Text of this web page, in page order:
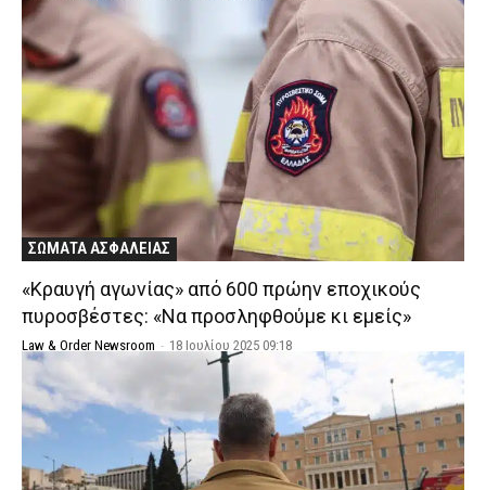
ΣΩΜΑΤΑ ΑΣΦΑΛΕΙΑΣ
«Κραυγή αγωνίας» από 600 πρώην εποχικούς
πυροσβέστες: «Να προσληφθούμε κι εμείς»
Law & Order Newsroom - 18 Ιουλίου 2025 09:18